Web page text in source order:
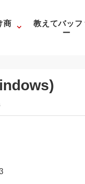
商 教えてバッフ
ー